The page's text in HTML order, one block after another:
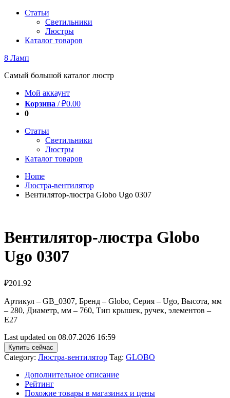
Перейти
содержимому
Статьи
Светильники
Люстры
Каталог товаров
8 Ламп
Самый большой каталог люстр
Мой аккаунт
Корзина /₽0.00
0
Статьи
Светильники
Люстры
Каталог товаров
Home
Люстра-вентилятор
Вентилятор-люстра Globo Ugo 0307
Вентилятор-люстра Globo
Ugo 0307
₽201.92
Артикул – GB_0307, Бренд – Globo, Серия – Ugo, Высота, мм
– 280, Диаметр, мм – 760, Тип крышек, ручек, элементов –
E27
Last updated on 08.07.2026 16:59
Купить сейчас
Category: Люстра-вентилятор Tag: GLOBO
Дополнительное описание
Рейтинг
Похожие товары в магазинах и цены